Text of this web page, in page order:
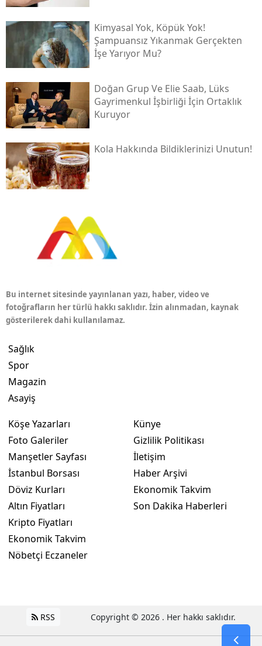
Kimyasal Yok, Köpük Yok!
Şampuansız Yıkanmak Gerçekten
İşe Yarıyor Mu?
Doğan Grup Ve Elie Saab, Lüks
Gayrimenkul İşbirliği İçin Ortaklık
Kuruyor
Kola Hakkında Bildiklerinizi Unutun!
Bu internet sitesinde yayınlanan yazı, haber, video ve
fotoğrafların her türlü hakkı saklıdır. İzin alınmadan, kaynak
gösterilerek dahi kullanılamaz.
Sağlık
Spor
Magazin
Asayiş
Köşe Yazarları
Foto Galeriler
Manşetler Sayfası
İstanbul Borsası
Döviz Kurları
Altın Fiyatları
Kripto Fiyatları
Ekonomik Takvim
Nöbetçi Eczaneler
Künye
Gizlilik Politikası
İletişim
Haber Arşivi
Ekonomik Takvim
Son Dakika Haberleri
RSS Copyright © 2026 . Her hakkı saklıdır.